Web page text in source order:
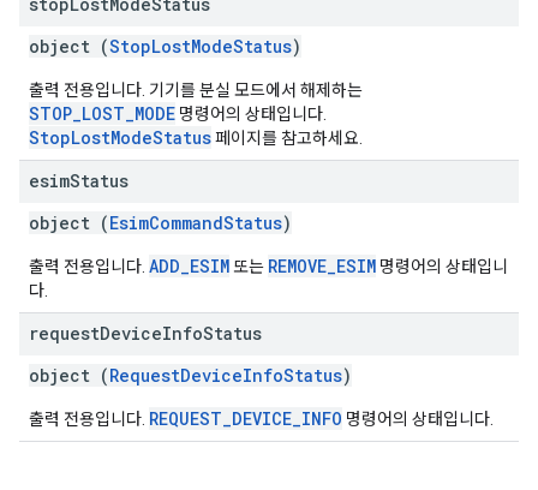
object (StopLostModeStatus)
출력 전용입니다. 기기를 분실 모드에서 해제하는
STOP_LOST_MODE 명령어의 상태입니다.
StopLostModeStatus페이지를 참고하세요.
esimStatus
object (EsimCommandStatus)
출력 전용입니다. ADD_ESIM 또는 REMOVE_ESIM 명령어의 상태입니
다.
requestDeviceInfoStatus
object (RequestDeviceInfoStatus)
출력 전용입니다. REQUEST_DEVICE_INFO 명령어의 상태입니다.